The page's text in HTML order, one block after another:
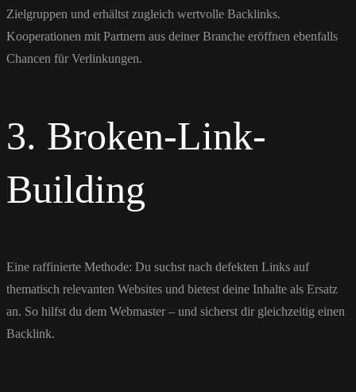
Zielgruppen und erhältst zugleich wertvolle Backlinks.
Kooperationen mit Partnern aus deiner Branche eröffnen ebenfalls
Chancen für Verlinkungen.
3. Broken-Link-
Building
Eine raffinierte Methode: Du suchst nach defekten Links auf
thematisch relevanten Websites und bietest deine Inhalte als Ersatz
an. So hilfst du dem Webmaster – und sicherst dir gleichzeitig einen
Backlink.